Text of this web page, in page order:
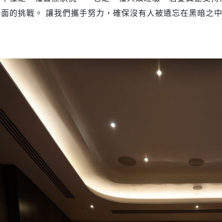
的挑戰。 讓我們攜手努力，確保沒有人被遺忘在黑暗之